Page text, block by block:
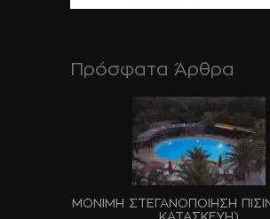
Πρόσφατα Άρθρα
ΜΟΝΙΜΗ ΣΤΕΓΑΝΟΠΟΙΗΣΗ
ΚΑΤΑΣΚΕΥΗ)